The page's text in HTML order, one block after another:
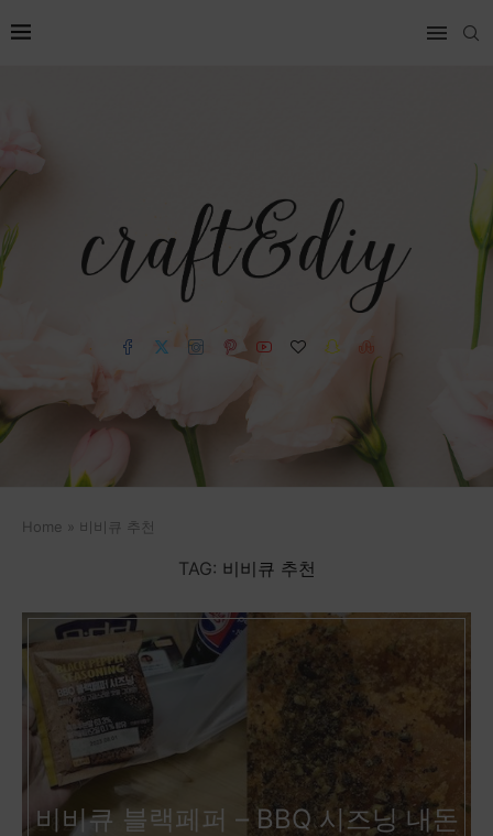
Home » 비비큐 추천
TAG: 비비큐 추천
비비큐 블랙페퍼 – BBQ 시즈닝 내돈